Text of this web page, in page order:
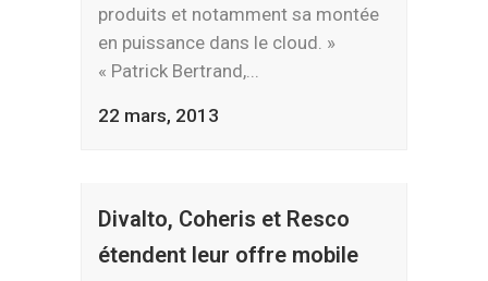
produits et notamment sa montée
en puissance dans le cloud. »
« Patrick Bertrand,...
22 mars, 2013
Divalto, Coheris et Resco
étendent leur offre mobile